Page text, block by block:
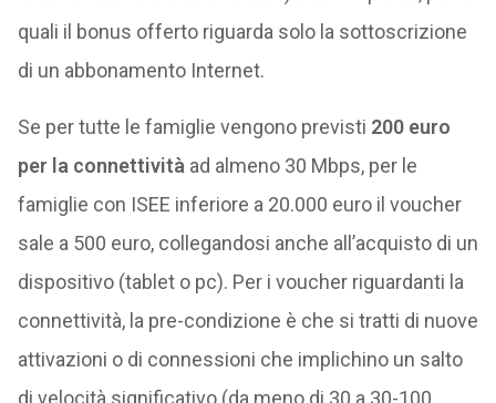
quali il bonus offerto riguarda solo la sottoscrizione
di un abbonamento Internet.
Se per tutte le famiglie vengono previsti 200 euro
per la connettività ad almeno 30 Mbps, per le
famiglie con ISEE inferiore a 20.000 euro il voucher
sale a 500 euro, collegandosi anche all’acquisto di un
dispositivo (tablet o pc). Per i voucher riguardanti la
connettività, la pre-condizione è che si tratti di nuove
attivazioni o di connessioni che implichino un salto
di velocità significativo (da meno di 30 a 30-100